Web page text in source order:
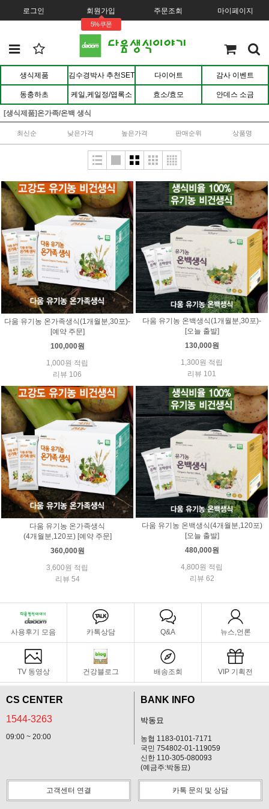
로그인 회원가입
5%쿠폰
주문조회 마이페이지
생식제품 김수경박사 추천SET 다이어트 감사 이벤트
동충하초 케일,케일정/엽록소 효소/효모 안데스 소금
[생식제품]온가족/온백 생식
최신순 낮은가격 높은가격 판매순위 상품명
다움 유기농 온가족생식(1개월분,30포)-
[예약 주문]
100,000원
1,000원 적립
리뷰 106
다움 유기농 온백생식(1개월분,30포)-
[오늘 출발]
130,000원
1,300원 적립
리뷰 101
다움 유기농 온가족생식
(4개월분,120포) [예약 주문]
360,000원
3,600원 적립
리뷰 54
다움 유기농 온백생식(4개월분,120포)
[오늘 출발]
480,000원
4,800원 적립
리뷰 62
사용후기 모음 카톡상담 Q&A 뉴스,언론
TV 동영상 건강블로그 배송조회 VIP 기획전
CS CENTER
1544-3263
09:00 ~ 20:00
BANK INFO
박동묘
농협 1183-0101-7171
국민 754802-01-119059
신한 110-305-080093
(예금주:박동묘)
고객센터 연결 카톡 문의 및 상담